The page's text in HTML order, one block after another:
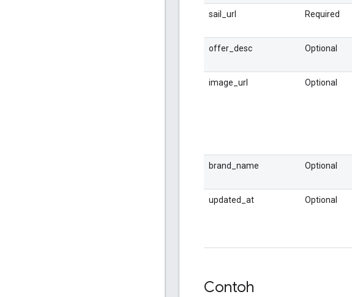
sail_url Required
offer_desc Optional
image_url Optional
brand_name Optional
updated_at Optional
Contoh